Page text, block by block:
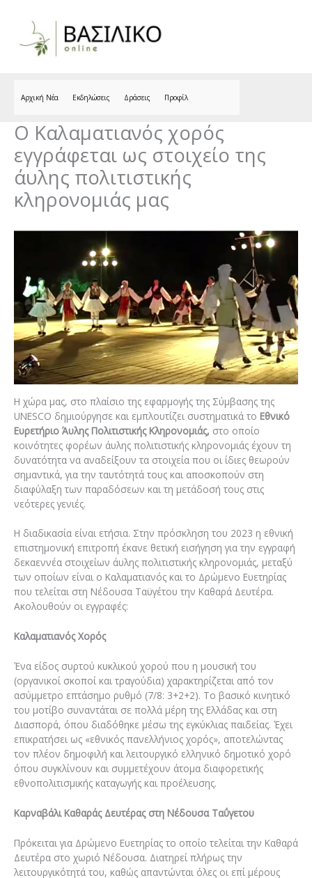
Αρχική Νέα Εκδηλώσεις Δράσεις Προφίλ
Ο Καλαματιανός χορός
εγγράφεται ως στοιχείο της
άυλης πολιτιστικής
κληρονομιάς μας
Η χώρα μας, στο πλαίσιο της εφαρμογής της Σύμβασης της
UNESCO δημιούργησε και εμπλουτίζει συστηματικά το Εθνικό
Ευρετήριο Άυλης Πολιτιστικής Κληρονομιάς, στο οποίο
κοινότητες φορέων άυλης πολιτιστικής κληρονομιάς έχουν τη
δυνατότητα να αναδείξουν τα στοιχεία που οι ίδιες θεωρούν
σημαντικά, για την ταυτότητά τους και αποσκοπούν στη
διαφύλαξη των παραδόσεων και τη μετάδοσή τους στις
νεότερες γενιές.
Η διαδικασία είναι ετήσια. Στην πρόσκληση του 2023 η εθνική
επιστημονική επιτροπή έκανε θετική εισήγηση για την εγγραφή
δεκαεννέα στοιχείων άυλης πολιτιστικής κληρονομιάς, μεταξύ
των οποίων είναι ο Καλαματιανός και το Δρώμενο Ευετηρίας
που τελείται στη Νέδουσα Ταϋγέτου την Καθαρά Δευτέρα.
Ακολουθούν οι εγγραφές:
Καλαματιανός Χορός
Ένα είδος συρτού κυκλικού χορού που η μουσική του
(οργανικοί σκοποί και τραγούδια) χαρακτηρίζεται από τον
ασύμμετρο επτάσημο ρυθμό (7/8: 3+2+2). Tο βασικό κινητικό
του μοτίβο συναντάται σε πολλά μέρη της Ελλάδας και στη
Διασπορά, όπου διαδόθηκε μέσω της εγκύκλιας παιδείας. Έχει
επικρατήσει ως «εθνικός πανελλήνιος χορός», αποτελώντας
τον πλέον δημοφιλή και λειτουργικό ελληνικό δημοτικό χορό
όπου συγκλίνουν και συμμετέχουν άτομα διαφορετικής
εθνοπολιτισμικής καταγωγής και προέλευσης.
Καρναβάλι Καθαράς Δευτέρας στη Νέδουσα Ταΰγετου
Πρόκειται για Δρώμενο Ευετηρίας το οποίο τελείται την Καθαρά
Δευτέρα στο χωριό Νέδουσα. Διατηρεί πλήρως την
λειτουργικότητά του, καθώς απαντώνται όλες οι επί μέρους